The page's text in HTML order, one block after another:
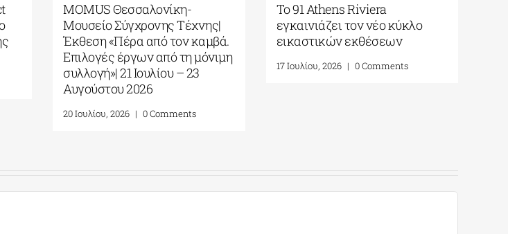
MOMUS Θεσσαλονίκη-
Μουσείο Σύγχρονης Τέχνης|
Έκθεση «Πέρα από τον καμβά.
Επιλογές έργων από τη μόνιμη
συλλογή»| 21 Ιουλίου – 23
Αυγούστου 2026
20 Ιουλίου, 2026 | 0 Comments
Το 91 Athens Riviera
εγκαινιάζει τον νέο κύκλο
εικαστικών εκθέσεων
17 Ιουλίου, 2026 | 0 Comments